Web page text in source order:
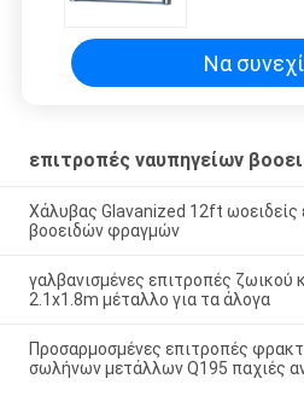
καθηκόντων
Να
επιτροπές ναυπηγείων
Χάλυβας Glavanized 12ft ωοειδείς
βοοειδών φραγμών
γαλβανισμένες επιτροπές ζωικού
2.1x1.8m μέταλλο για τα άλογα
Προσαρμοσμένες επιτροπές
σωλήνων μετάλλων Q195 παχιές